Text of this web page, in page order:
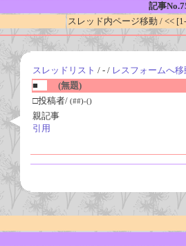
記事
スレッド内ページ移動 / <<
スレッドリスト / - / レスフォームへ移
■
(無題)
□投稿者/ (##)-()
親記事
引用